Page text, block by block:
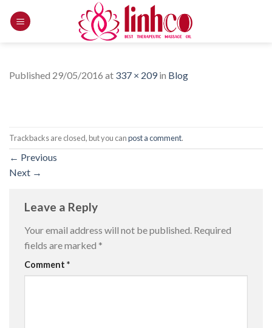
Published 29/05/2016 at 337 × 209in Blog
Trackbacks are closed, but you canpost a comment.
← Previous
Next →
Leave a Reply
Your email address will not be published. Required
fields are marked *
Comment *